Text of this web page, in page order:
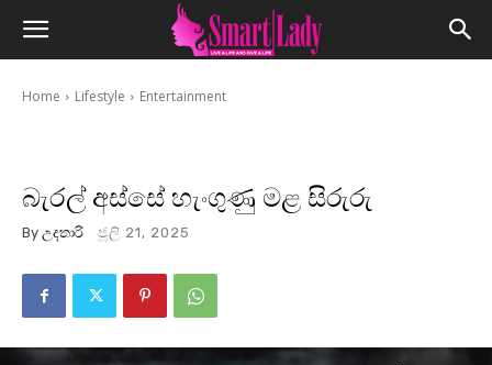
Home Lifestyle Entertainment
බැරල් අස්සේ හැංගුණු මළ සිරුරු
By උදතාරි ජූලි 21, 2025